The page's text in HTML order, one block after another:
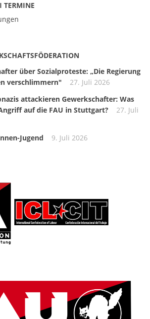
TERMINE
über Sozialproteste: „Die Regierung
verschlimmern"
27. Juli 2026
attackieren Gewerkschafter: Was
auf die FAU in Stuttgart?
27. Juli
Jugend
9. Juli 2026